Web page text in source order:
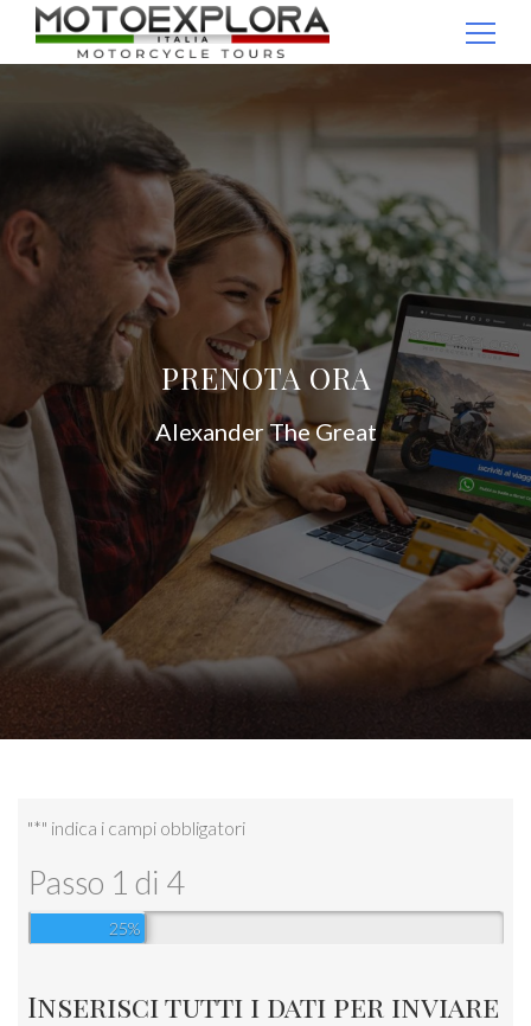
PRENOTA ORA
Alexander The Great
"*" indica i campi obbligatori
Passo 1 di 4
25%
Inserisci tutti i dati per inviare
Passaggio